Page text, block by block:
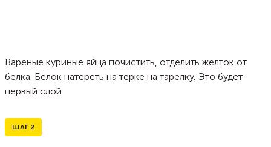
Вареные куриные яйца почистить, отделить желток от
белка. Белок натереть на терке на тарелку. Это будет
первый слой.
ШАГ 2